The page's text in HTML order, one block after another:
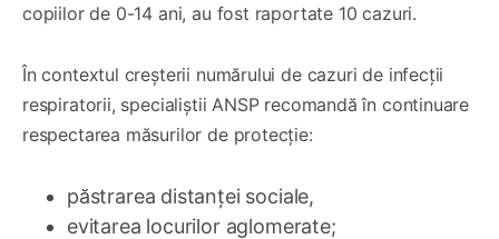
copiilor de 0-14 ani, au fost raportate 10 cazuri.
În contextul creșterii numărului de cazuri de infecții
respiratorii, specialiștii ANSP recomandă în continuare
respectarea măsurilor de protecție:
păstrarea distanței sociale,
evitarea locurilor aglomerate;